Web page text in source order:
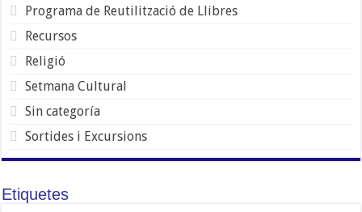
Programa de Reutilització de Llibres
Recursos
Religió
Setmana Cultural
Sin categoría
Sortides i Excursions
Etiquetes